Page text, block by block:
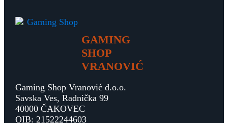
GAMING
SHOP
VRANOVIĆ
Gaming Shop Vranović d.o.o.
Savska Ves, Radnička 99
40000 ČAKOVEC
OIB: 21522244603